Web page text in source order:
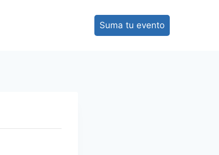
Suma tu evento